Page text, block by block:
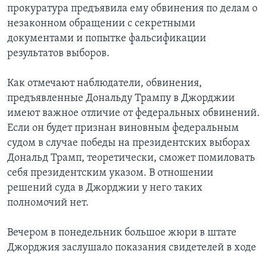
прокуратура предъявила ему обвинения по делам о
незаконном обращении с секретными
документами и попытке фальсификации
результатов выборов.
Как отмечают наблюдатели, обвинения,
предъявленные Дональду Трампу в Джорджии
имеют важное отличие от федеральных обвинений.
Если он будет признан виновным федеральным
судом в случае победы на президентских выборах
Дональд Трамп, теоретически, сможет помиловать
себя президентским указом. В отношении
решений суда в Джорджии у него таких
полномочий нет.
Вечером в понедельник большое жюри в штате
Джорджия заслушало показания свидетелей в ходе